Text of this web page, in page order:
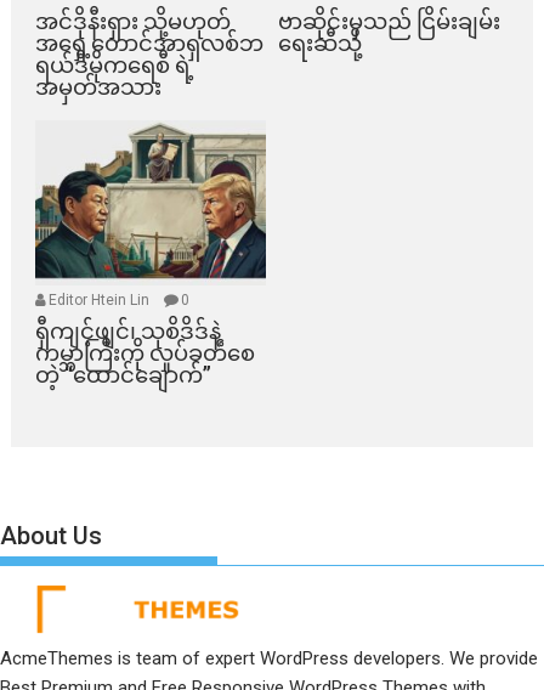
အင်ဒိုနီးရှား သို့မဟုတ်
အရှေ့တောင်အာရှလစ်ဘ
ရယ်ဒီမိုကရေစီ ရဲ့
အမှတ်အသား
ဗာဆိုင်းမှသည် ငြိမ်းချမ်း
ရေးဆီသို့
Editor Htein Lin 0
ရှီကျင့်ဖျင်၊ သုစိဒိဒ်နဲ့
ကမ္ဘာကြီးကို လှုပ်ခတ်စေ
တဲ့ “ထောင်ချောက်”
About Us
AcmeThemes is team of expert WordPress developers. We provide